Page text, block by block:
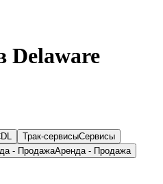
Delaware
Трак-сервисыCервисы
- ПродажаАренда - Продажа